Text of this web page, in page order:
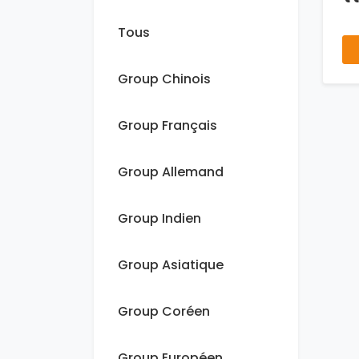
Tous
Group Chinois
Group Français
Group Allemand
Group Indien
Group Asiatique
Group Coréen